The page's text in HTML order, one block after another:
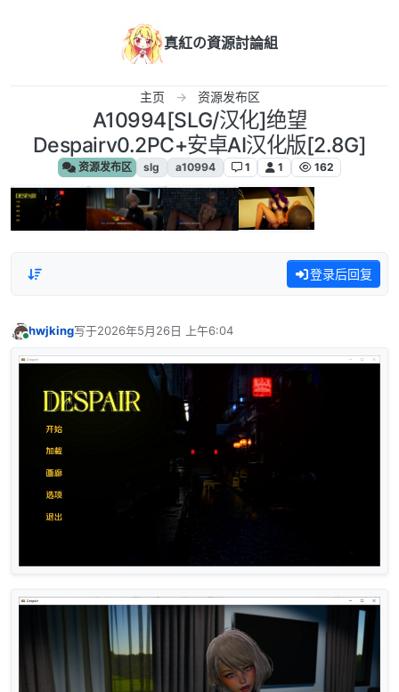
真紅の資源討論組
主页 资源发布区
A10994[SLG/汉化]绝望
Despairv0.2PC+安卓AI汉化版[2.8G]
资源发布区 slg a10994 1 1 162
登录后回复
hwjking写于2026年5月26日 上午6:04
最后由 编辑